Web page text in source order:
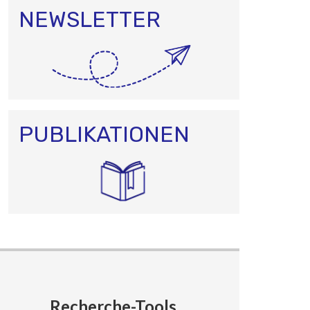
NEWSLETTER
PUBLIKATIONEN